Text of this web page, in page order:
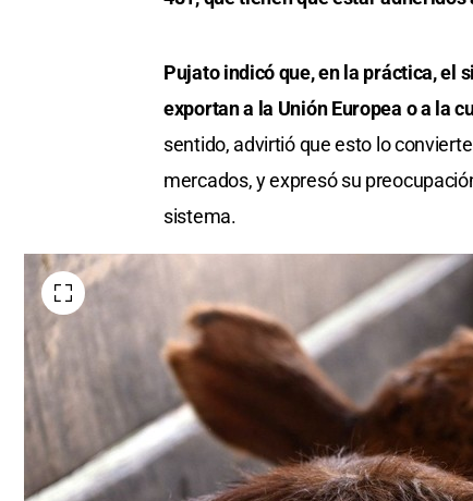
Pujato indicó que, en la práctica, el
exportan a la Unión Europea o a la
sentido, advirtió que esto lo
mercados, y expresó su
sistema.